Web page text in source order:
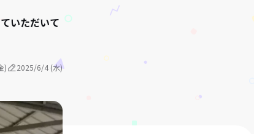
いただいて
) 2025/6/4 (水)